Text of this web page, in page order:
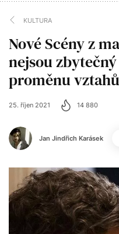
KULTURA
Nové Scény z
nejsou
proměnu vztahů
Jan Jindřich Karásek
25. říjen 2021 14 880